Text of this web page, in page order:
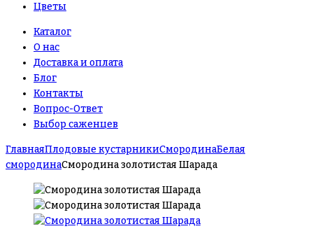
Цветы
Каталог
О нас
Доставка и оплата
Блог
Контакты
Вопрос-Ответ
Выбор саженцев
ГлавнаяПлодовые кустарникиСмородинаБелая
смородинаСмородина золотистая Шарада